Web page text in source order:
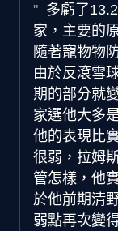
多虧了
家，主要的
隨著寵物物
由於反滾雪
期的部分就
家選他大多
他的表現比
很弱，拉姆
管怎樣，他
於他前期清
弱點再次變